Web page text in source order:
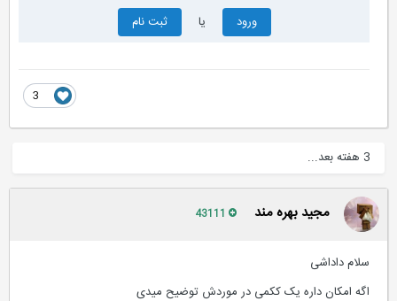
ورود
ثبت نام
مجید بهره مند
سلام داداشی
اگه امکان داره یک ککمی در موردش توضیح میدی